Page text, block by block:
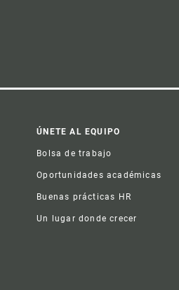
ÚNETE AL EQUIPO
Bolsa de trabajo
Oportunidades académicas
Buenas prácticas HR
Un lugar donde crecer